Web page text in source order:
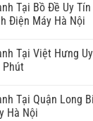
Tại Bồ Đề Uy
Điện Máy Hà Nội
Tại Việt Hưng
Phút
Tại Quận Long
Hà Nội